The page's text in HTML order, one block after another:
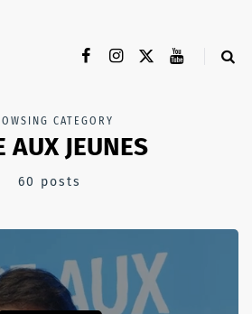
CATEGORY
AUX JEUNES
60 posts